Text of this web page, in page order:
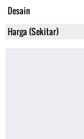
Desain
Harga (Sekitar)